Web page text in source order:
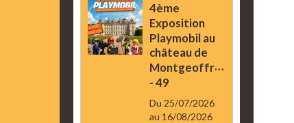
4ème
Exposition
Playmobil au
château de
Montgeoffroy
- 49
Du 25/07/2026
au 16/08/2026